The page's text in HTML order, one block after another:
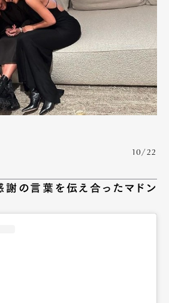
10/22
謝の言葉を伝え合ったマドン